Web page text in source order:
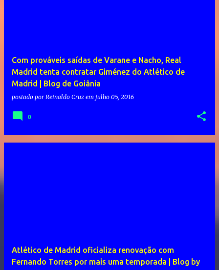
Com prováveis saídas de Varane e Nacho, Real
Madrid tenta contratar Giménez do Atlético de
Madrid | Blog de Goiânia
postado por Reinaldo Cruz em julho 05, 2016
0
Atlético de Madrid oficializa renovação com
Fernando Torres por mais uma temporada | Blog by